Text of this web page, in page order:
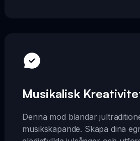
Musikalisk
Denna mod blandar
musikskapande. Skapa dina